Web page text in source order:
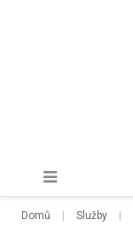
Domů Služby